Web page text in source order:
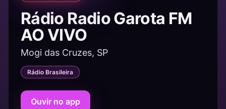
Rádio Radio Garota FM
AO VIVO
Mogi das Cruzes, SP
Rádio Brasileira
Ouvir no app